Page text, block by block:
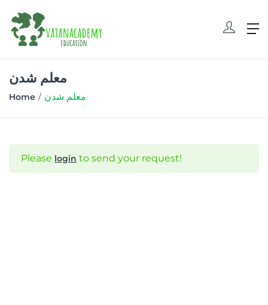
معلم شدن
Home معلم شدن
Please login to send your request!